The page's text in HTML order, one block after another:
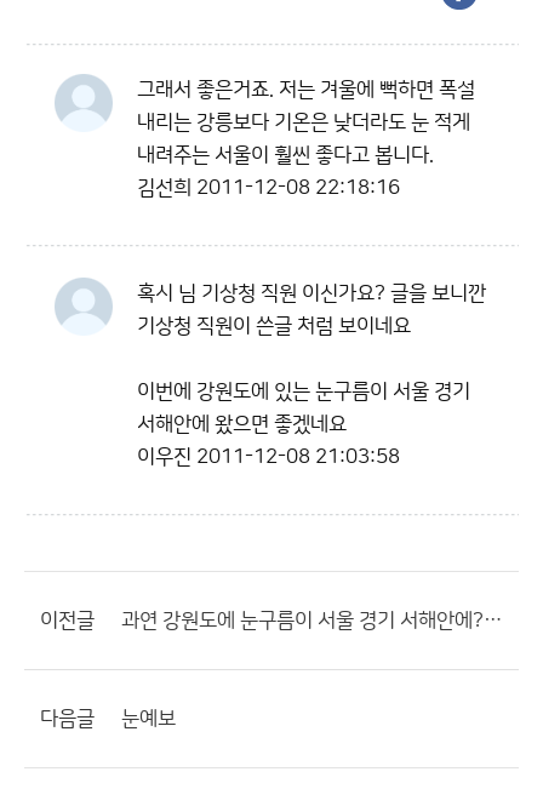
그래서 좋은거죠. 저는 겨울에 뻑하면 폭설
내리는 강릉보다 기온은 낮더라도 눈 적게
내려주는 서울이 훨씬 좋다고 봅니다.
김선희 2011-12-08 22:18:16
혹시 님 기상청 직원 이신가요? 글을 보니깐
기상청 직원이 쓴글 처럼 보이네요
이번에 강원도에 있는 눈구름이 서울 경기
서해안에 왔으면 좋겠네요
이우진 2011-12-08 21:03:58
이전글 과연 강원도에 눈구름이 서울 경기 서해안에????
다음글 눈예보